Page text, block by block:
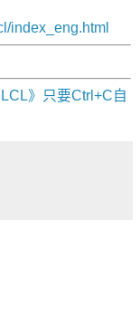
index_eng.html
》只要Ctrl+C自